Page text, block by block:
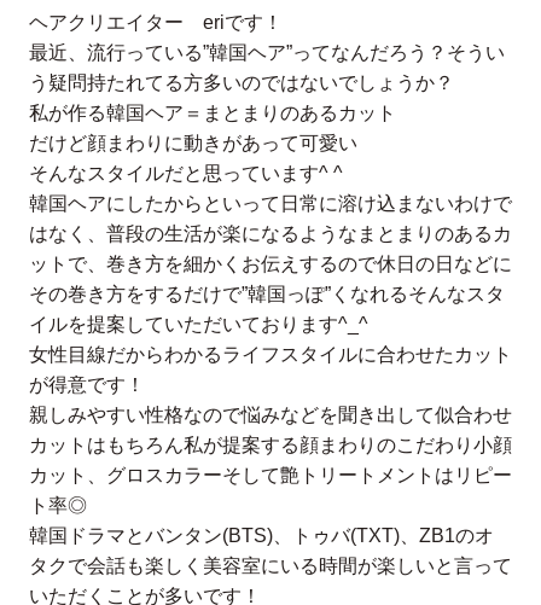
ヘアクリエイター eriです！
最近、流行っている”韓国ヘア”ってなんだろう？そうい
う疑問持たれてる方多いのではないでしょうか？
私が作る韓国ヘア＝まとまりのあるカット
だけど顔まわりに動きがあって可愛い
そんなスタイルだと思っています^ ^
韓国ヘアにしたからといって日常に溶け込まないわけで
はなく、普段の生活が楽になるようなまとまりのあるカ
ットで、巻き方を細かくお伝えするので休日の日などに
その巻き方をするだけで”韓国っぽ”くなれるそんなスタ
イルを提案していただいております^_^
女性目線だからわかるライフスタイルに合わせたカット
が得意です！
親しみやすい性格なので悩みなどを聞き出して似合わせ
カットはもちろん私が提案する顔まわりのこだわり小顔
カット、グロスカラーそして艶トリートメントはリピー
ト率◎
韓国ドラマとバンタン(BTS)、トゥバ(TXT)、ZB1のオ
タクで会話も楽しく美容室にいる時間が楽しいと言って
いただくことが多いです！